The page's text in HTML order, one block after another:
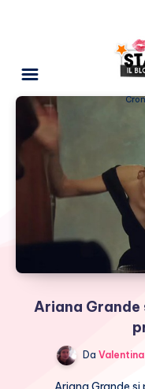
Ariana Grande
Da